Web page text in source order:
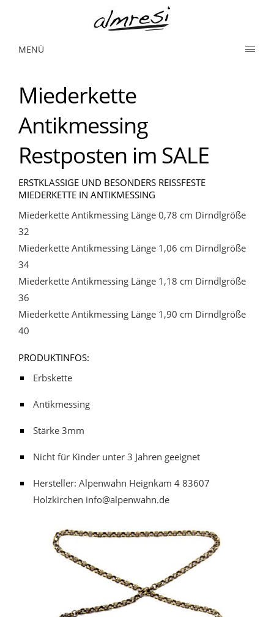
MENÜ
Miederkette
Antikmessing
Restposten im SALE
ERSTKLASSIGE UND BESONDERS REISSFESTE M
IEDERKETTE IN ANTIKMESSING
Miederkette Antikmessing Länge 0,78 cm Dirndlgröße
32
Miederkette Antikmessing Länge 1,06 cm Dirndlgröße
34
Miederkette Antikmessing Länge 1,18 cm Dirndlgröße
36
Miederkette Antikmessing Länge 1,90 cm Dirndlgröße
40
PRODUKTINFOS:
Erbskette
Antikmessing
Stärke 3mm
Nicht für Kinder unter 3 Jahren geeignet
Hersteller: Alpenwahn Heignkam 4 83607
Holzkirchen info@alpenwahn.de